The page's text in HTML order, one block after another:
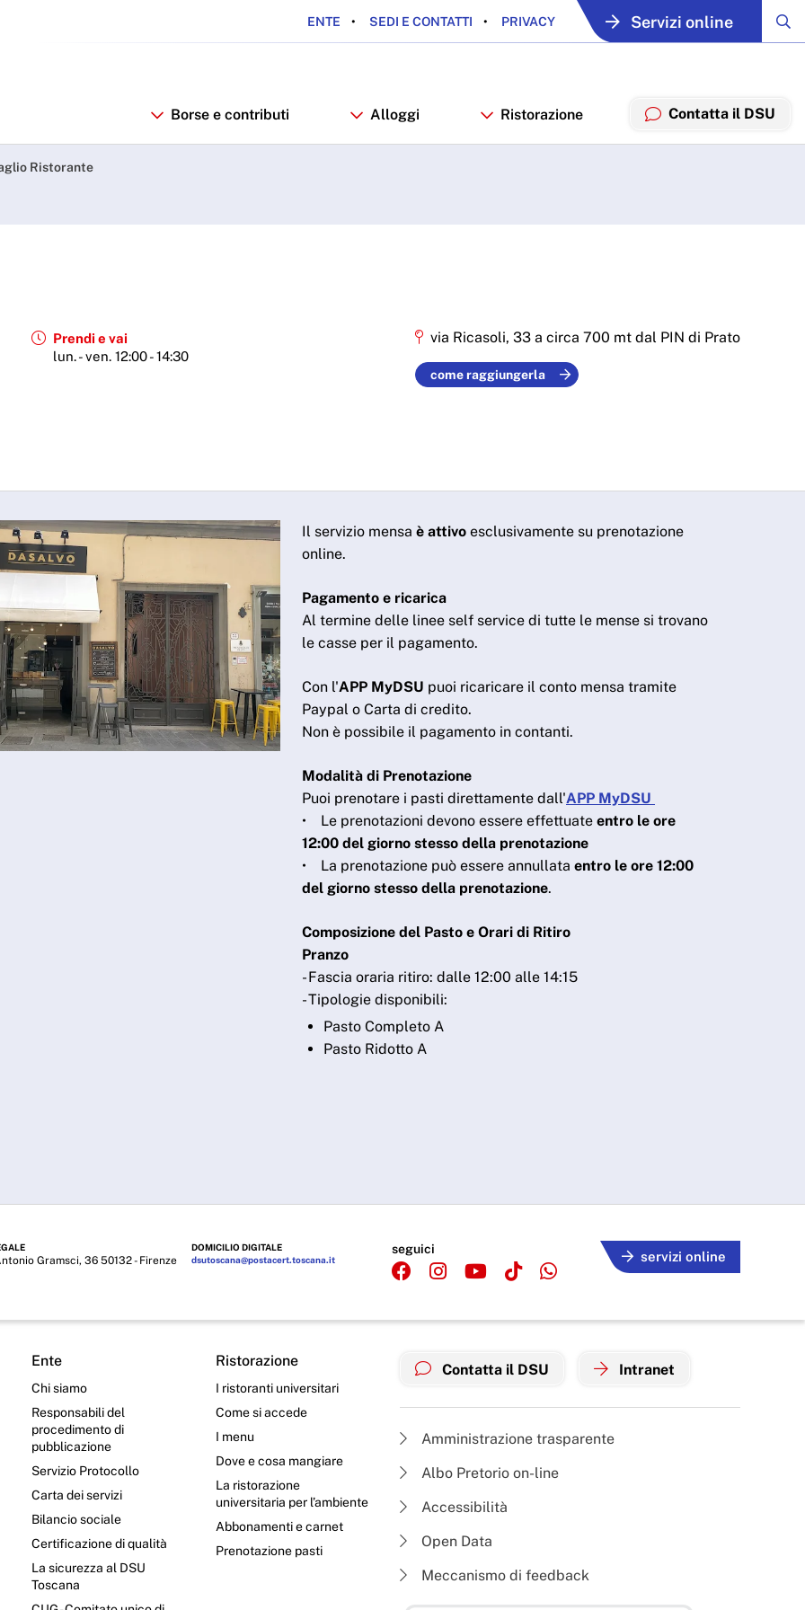
ENTE SEDI E CONTATTI PRIVACY Servizi online
Borse e contributi Alloggi Ristorazione Contatta il DSU
Ristorante
Prendi e vai
lun. - ven. 12:00 - 14:30
via Ricasoli, 33 a circa 700 mt dal PIN di Prato
come raggiungerla
Il servizio mensa è attivo esclusivamente su prenotazione
online.
Pagamento e ricarica
Al termine delle linee self service di tutte le mense si trovano
le casse per il pagamento.
Con l'APP MyDSU puoi ricaricare il conto mensa tramite
Paypal o Carta di credito.
Non è possibile il pagamento in contanti.
Modalità di Prenotazione
Puoi prenotare i pasti direttamente dall'APP MyDSU
• Le prenotazioni devono essere effettuate entro le ore
12:00 del giorno stesso della prenotazione
• La prenotazione può essere annullata entro le ore 12:00
del giorno stesso della prenotazione.
Composizione del Pasto e Orari di Ritiro
Pranzo
- Fascia oraria ritiro: dalle 12:00 alle 14:15
- Tipologie disponibili:
Pasto Completo A
Pasto Ridotto A
Gramsci, 36 50132 - Firenze
DOMICILIO DIGITALE
dsutoscana@postacert.toscana.it
seguici
servizi online
Ente
Chi siamo
Responsabili del
procedimento di
pubblicazione
Servizio Protocollo
Carta dei servizi
Bilancio sociale
Certificazione di qualità
La sicurezza al DSU
Toscana
Ristorazione
I ristoranti universitari
Come si accede
I menu
Dove e cosa mangiare
La ristorazione
universitaria per l’ambiente
Abbonamenti e carnet
Prenotazione pasti
Contatta il DSU Intranet
Amministrazione trasparente
Albo Pretorio on-line
Accessibilità
Open Data
Meccanismo di feedback